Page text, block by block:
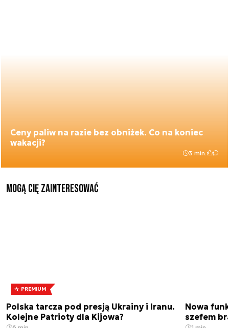
Ceny paliw na razie bez obniżek. Co na koniec
wakacji?
3 min.
Mogą Cię zainteresować
PREMIUM
Polska tarcza pod presją Ukrainy i Iranu.
Kolejne Patrioty dla Kijowa?
Nowa
szefem